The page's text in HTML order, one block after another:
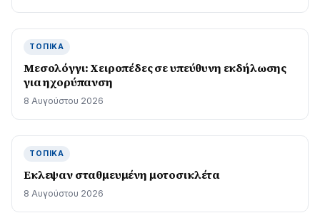
ΤΟΠΙΚΆ
Μεσολόγγι: Χειροπέδες σε υπεύθυνη εκδήλωσης
για ηχορύπανση
8 Αυγούστου 2026
ΤΟΠΙΚΆ
Εκλεψαν σταθμευμένη μοτοσικλέτα
8 Αυγούστου 2026